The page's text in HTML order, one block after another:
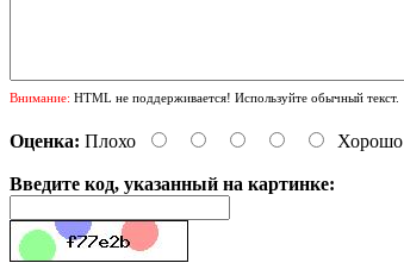
Внимание: HTML не поддерживается! Используйте обычный текст.
Оценка: Плохо Хорошо
Введите код, указанный на картинке: